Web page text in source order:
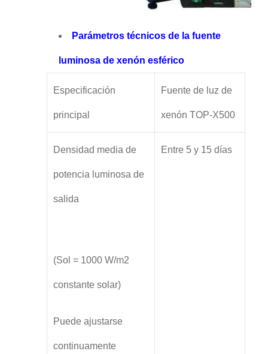
Parámetros técnicos de la fuente
luminosa de xenón esférico
Especificación
principal
Fuente de luz de
xenón TOP-X500
Densidad media de
potencia luminosa de
salida
(Sol = 1000 W/m2
constante solar)
Puede ajustarse
continuamente
Entre 5 y 15 días